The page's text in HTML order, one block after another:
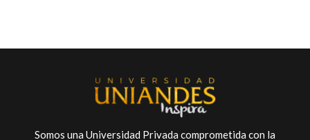
Somos una Universidad Privada comprometida con la